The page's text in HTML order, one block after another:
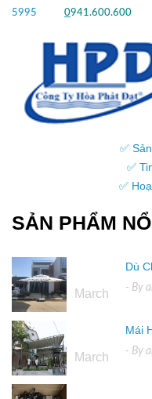
5995
0941.600.600
✅
✅
✅
SẢN PHẨM
March
Dù
- By
March
Mái
- By